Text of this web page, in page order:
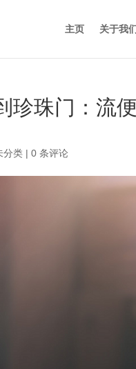
主页 关于我
珍珠门：流
分类 |0 条评论